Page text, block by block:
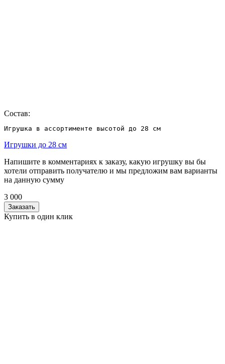
Состав:
Игрушка в ассортименте высотой до 28 см
Игрушки до 28 см
Напишите в комментариях к заказу, какую игрушку вы бы
хотели отправить получателю и мы предложим вам варианты
на данную сумму
3 000
Заказать
Купить в один клик